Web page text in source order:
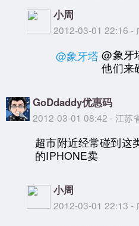
小周
2012-03-01 22:16 -
@象牙塔 @象牙
他们来
GoDdaddy优惠码
2012-03-01 08:42 - 江苏
超市附近经常碰到这
的IPHONE卖
小周
2012-03-01 22:13 -